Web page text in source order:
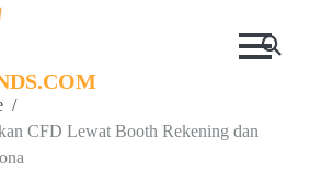
CFD Lewat Booth Rekening dan